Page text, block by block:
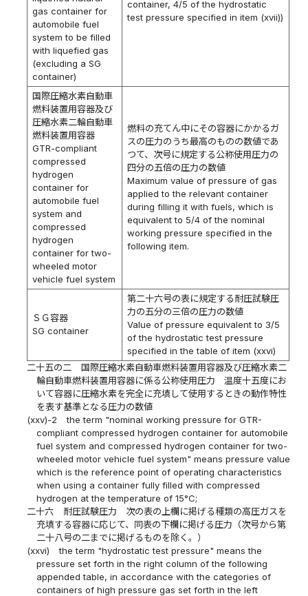
gas container for
automobile fuel
system to be filled
with liquefied gas
(excluding a SG
container)
container, 4/5 of the hydrostatic
test pressure specified in item (xvii))
国際圧縮水素自動車
燃料装置用容器及び
圧縮水素二輪自動車
燃料装置用容器
GTR-compliant
compressed
hydrogen
container for
automobile fuel
system and
compressed
hydrogen
container for two-
wheeled motor
vehicle fuel system
燃料の充てん中にその容器にかかるガ
スの圧力のうち最高のものの数値であ
つて、次号に規定する公称使用圧力の
四分の五倍の圧力の数値
Maximum value of pressure of gas
applied to the relevant container
during filling it with fuels, which is
equivalent to 5/4 of the nominal
working pressure specified in the
following item.
ＳＧ容器
SG container
第二十六号の表に規定する耐圧試験圧
力の五分の三倍の圧力の数値
Value of pressure equivalent to 3/5
of the hydrostatic test pressure
specified in the table of item (xxvi)
二十五の二
国際圧縮水素自動車燃料装置用容器及び圧縮水素二
輪自動車燃料装置用容器に係る公称使用圧力 温度十五度にお
いて容器に圧縮水素を完全に充填して使用するときの動作特性
を表す基準となる圧力の数値
(xxv)-2
the term "nominal working pressure for GTR-
compliant compressed hydrogen container for automobile
fuel system and compressed hydrogen container for two-
wheeled motor vehicle fuel system" means pressure value
which is the reference point of operating characteristics
when using a container fully filled with compressed
hydrogen at the temperature of 15°C;
二十六
耐圧試験圧力 次の表の上欄に掲げる種類の高圧ガスを
充填する容器に応じて、同表の下欄に掲げる圧力（次号から第
二十八号の二までに掲げるものを除く。）
(xxvi)
the term "hydrostatic test pressure" means the
pressure set forth in the right column of the following
appended table, in accordance with the categories of
containers of high pressure gas set forth in the left